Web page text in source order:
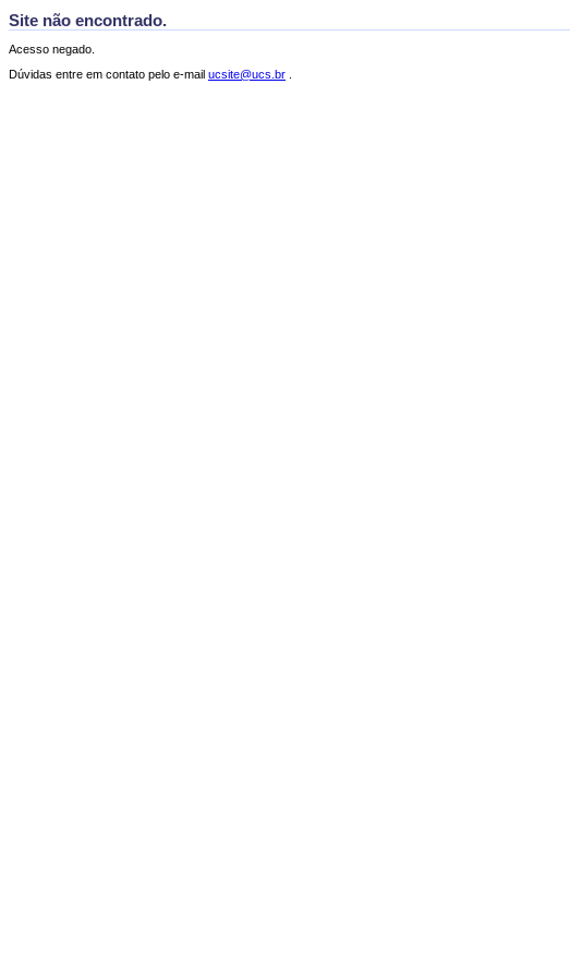
Site não encontrado.
Acesso negado.
Dúvidas entre em contato pelo e-mail ucsite@ucs.br